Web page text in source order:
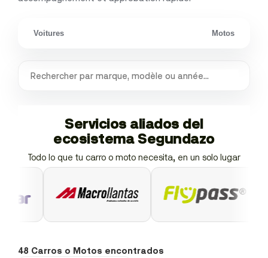
Voitures Motos
Servicios aliados del
ecosistema Segundazo
Todo lo que tu carro o moto necesita, en un solo lugar
48 Carros o Motos encontrados